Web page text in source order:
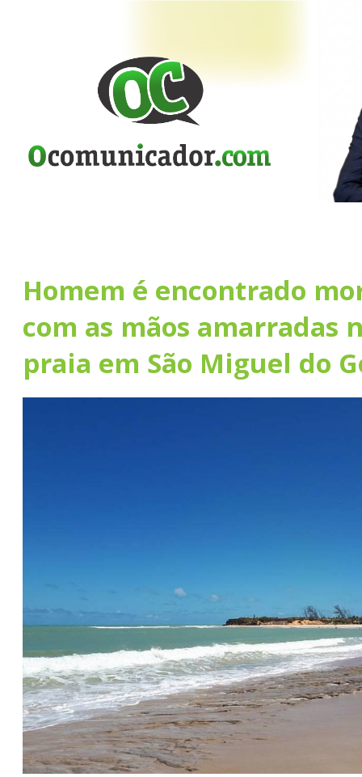
Homem é encontrado
com as mãos amarradas
praia em São Miguel do